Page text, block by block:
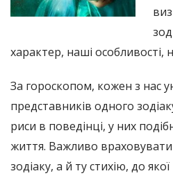
характер, наші особливості,
За гороскопом, кожен з нас
представників одного
риси в поведінці, у них
життя. Важливо враховувати
зодіаку, а й ту стихію, до